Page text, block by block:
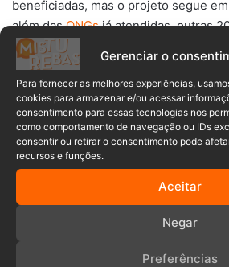
Gerenciar o
Para fornecer as melhores experiências,
cookies para armazenar e/ou acessar
consentimento para essas tecnologias nos
como comportamento de navegação ou IDs
consentir ou retirar o consentimento pode
recursos e funções.
Aceitar
Negar
Preferências
beneficiadas, mas o projeto segue
além dasONGsjá atendidas, outras
aguardando por novas doações.
Nas redes sociais, a repercussão tem
centenas de compartilhamentos e
parabenizando a iniciativa dos
continua, e quem quiser participar
roupas de pets, toalhas e outros
Polícia Penal participantes.
Com gestos simples e muita
“AquecAppet” mostra que cuidar